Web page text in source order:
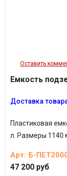
Оставить
Емкость
Доставка
Пластиковая
л. Размеры 1140
Арт: Б-
47 200 руб